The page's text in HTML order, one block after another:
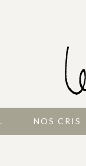
NOS CRIS